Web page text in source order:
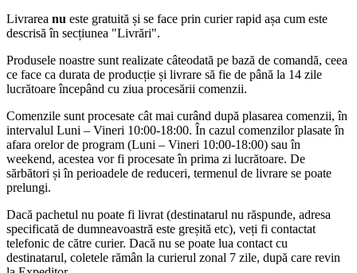
Livrarea nu este gratuită și se face prin curier rapid așa cum este
descrisă în secțiunea "Livrări".
Produsele noastre sunt realizate câteodată pe bază de comandă, ceea
ce face ca durata de producție și livrare să fie de până la 14 zile
lucrătoare începând cu ziua procesării comenzii.
Comenzile sunt procesate cât mai curând după plasarea comenzii, în
intervalul Luni – Vineri 10:00-18:00. În cazul comenzilor plasate în
afara orelor de program (Luni – Vineri 10:00-18:00) sau în
weekend, acestea vor fi procesate în prima zi lucrătoare. De
sărbători și în perioadele de reduceri, termenul de livrare se poate
prelungi.
Dacă pachetul nu poate fi livrat (destinatarul nu răspunde, adresa
specificată de dumneavoastră este greșită etc), veți fi contactat
telefonic de către curier. Dacă nu se poate lua contact cu
destinatarul, coletele rămân la curierul zonal 7 zile, după care revin